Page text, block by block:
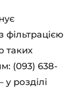
фільтрацією
таких
(093) 638-
розділі